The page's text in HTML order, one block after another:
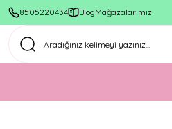
8505220434 BlogMağazalarımız